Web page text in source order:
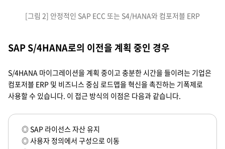
[그림 2] 안정적인 SAP ECC 또는 S4/HANA와 컴포저블 ERP
SAP S/4HANA로의 이전을 계획 중인 경우
S/4HANA 마이그레이션을 계획 중이고 충분한 시간을 들이려는 기업은
컴포저블 ERP 및 비즈니스 중심 로드맵을 혁신을 촉진하는 기폭제로
사용할 수 있습니다. 이 접근 방식의 이점은 다음과 같습니다.
◎ SAP 라이선스 자산 유지
◎ 사용자 정의에서 구성으로 이동